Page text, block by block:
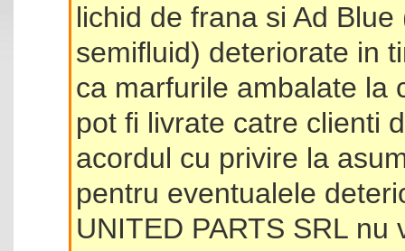
lichid de frana si Ad
semifluid) deteriorate in
ca marfurile ambalate la
pot fi livrate catre clienti
acordul cu privire la
pentru eventualele
UNITED PARTS SRL